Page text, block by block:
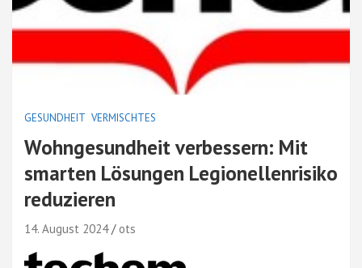
GESUNDHEIT VERMISCHTES
Wohngesundheit verbessern: Mit
smarten Lösungen Legionellenrisiko
reduzieren
14. August 2024 ots